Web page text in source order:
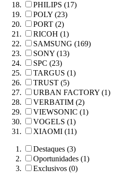
PHILIPS (17)
POLY (23)
PORT (2)
RICOH (1)
SAMSUNG (169)
SONY (13)
SPC (23)
TARGUS (1)
TRUST (5)
URBAN FACTORY (1)
VERBATIM (2)
VIEWSONIC (1)
VOGELS (1)
XIAOMI (11)
Destaques (3)
Oportunidades (1)
Exclusivos (0)